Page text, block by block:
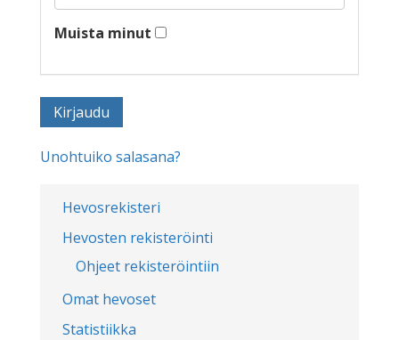
Hevosrekisteri
Hevosten rekisteröinti
Ohjeet rekisteröintiin
Omat hevoset
Statistiikka
Muista minut
Unohtuiko salasana?